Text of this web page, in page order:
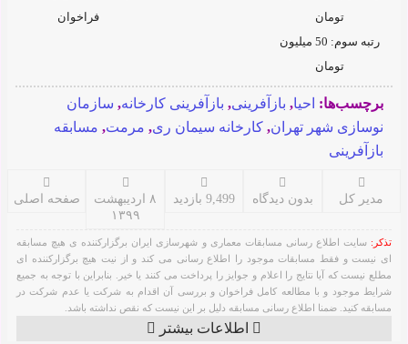
تومان
رتبه سوم: 50 میلیون
تومان
فراخوان
برچسب‌ها: احیا, بازآفرینی, بازآفرینی کارخانه, سازمان
نوسازی شهر تهران, کارخانه سیمان ری, مرمت, مسابقه
بازآفرینی
مدیر کل بدون دیدگاه 9,499 بازدید
۸ اردیبهشت
۱۳۹۹
صفحه اصلی
تذکر: سایت اطلاع رسانی مسابقات معماری و شهرسازی ایران برگزارکننده ی هیچ مسابقه
ای نیست و فقط مسابقات موجود را اطلاع رسانی می کند و از نیت هیچ برگزارکننده ای
مطلع نیست که آیا نتایج را اعلام و جوایز را پرداخت می کنند یا خیر. بنابراین با توجه به جمیع
شرایط موجود و با مطالعه کامل فراخوان و بررسی آن اقدام به شرکت یا عدم شرکت در
مسابقه کنید. ضمنا اطلاع رسانی مسابقه دلیل بر این نیست که نقص نداشته باشد.
اطلاعات بیشتر